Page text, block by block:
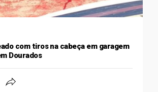
com tiros na cabeça em garagem
Dourados